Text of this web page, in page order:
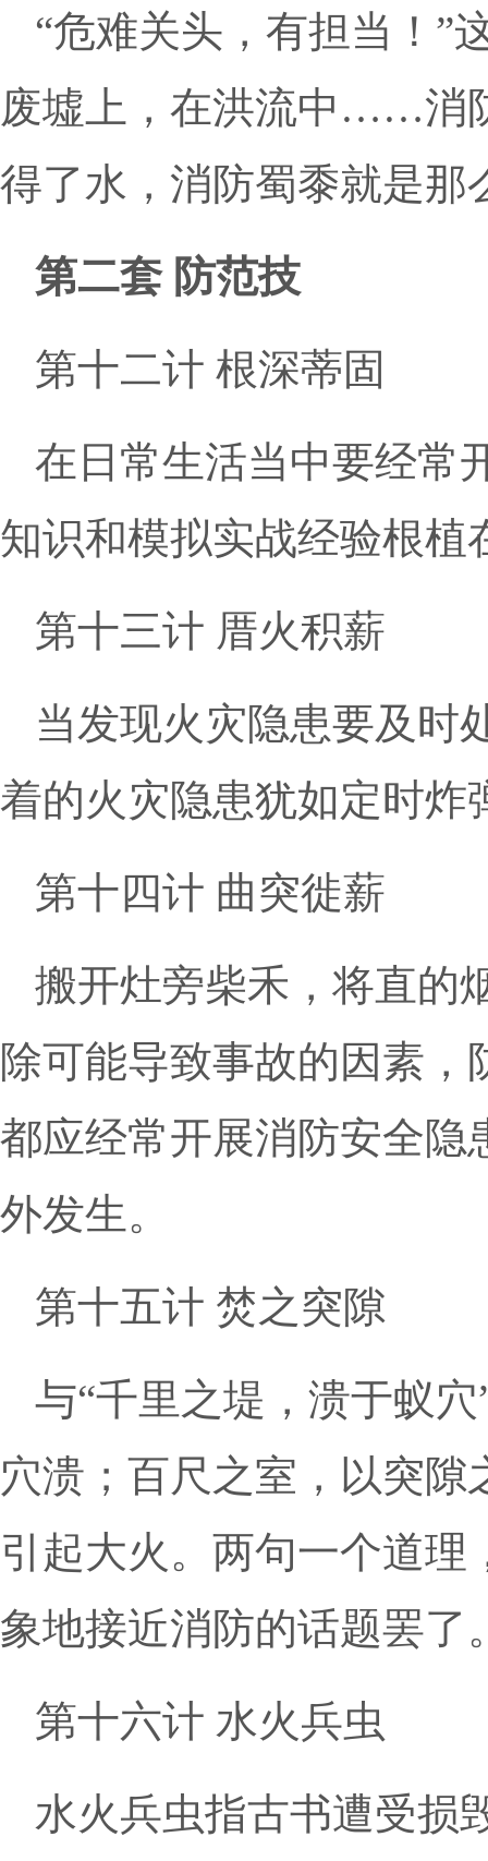
“危难关头，有担当！”
废墟上，在洪流中……消
得了水，消防蜀黍就是那
第二套 防范技
第十二计 根深蒂固
在日常生活当中要经常
知识和模拟实战经验根植
第十三计 厝火积薪
当发现火灾隐患要及时
着的火灾隐患犹如定时炸
第十四计 曲突徙薪
搬开灶旁柴禾，将直的
除可能导致事故的因素
都应经常开展消防安全隐
外发生。
第十五计 焚之突隙
与“千里之堤，溃于蚁
穴溃；百尺之室，以突隙
引起大火。两句一个道
象地接近消防的话题罢了
第十六计 水火兵虫
水火兵虫指古书遭受损